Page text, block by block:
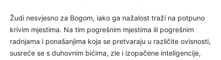
Žudi nesvjesno za Bogom, iako ga nažalost traži na potpuno
krivim mjestima. Na tim pogrešnim mjestima ili pogrešnim
radnjama i ponašanjima koja se pretvaraju u različite ovisnosti,
susreće se s duhovnim bićima, zle i izopačene inteligencije,